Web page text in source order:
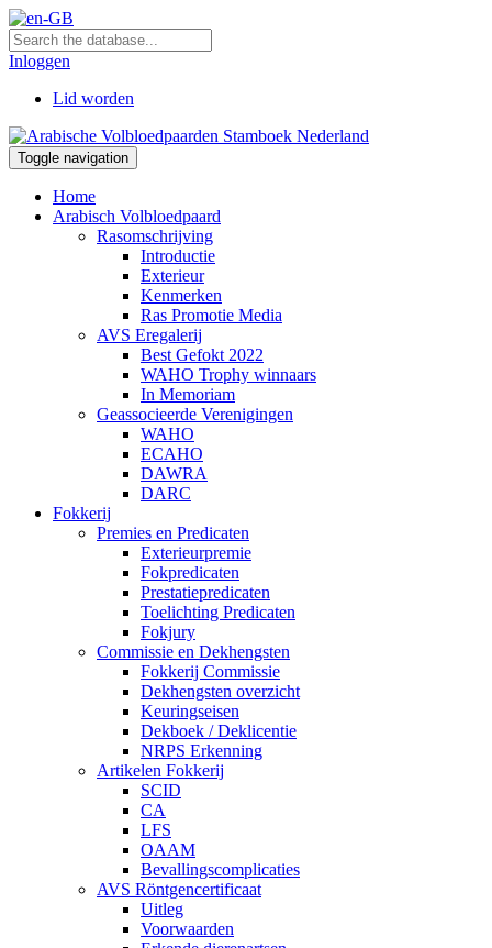
Inloggen
Lid worden
Toggle navigation
Home
Arabisch Volbloedpaard
Rasomschrijving
Introductie
Exterieur
Kenmerken
Ras Promotie Media
AVS Eregalerij
Best Gefokt 2022
WAHO Trophy winnaars
In Memoriam
Geassocieerde Verenigingen
WAHO
ECAHO
DAWRA
DARC
Fokkerij
Premies en Predicaten
Exterieurpremie
Fokpredicaten
Prestatiepredicaten
Toelichting Predicaten
Fokjury
Commissie en Dekhengsten
Fokkerij Commissie
Dekhengsten overzicht
Keuringseisen
Dekboek / Deklicentie
NRPS Erkenning
Artikelen Fokkerij
SCID
CA
LFS
OAAM
Bevallingscomplicaties
AVS Röntgencertificaat
Uitleg
Voorwaarden